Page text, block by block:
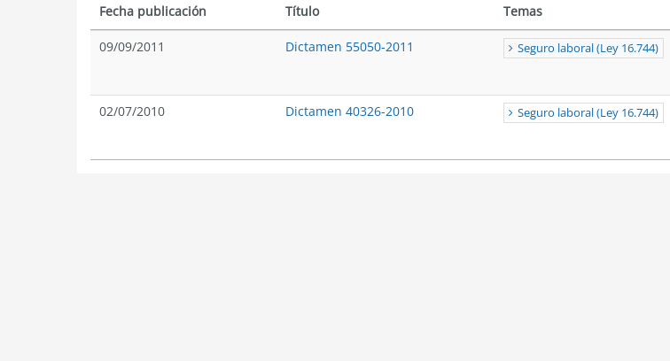
Fecha publicación Título Temas
09/09/2011 Dictamen 55050-2011 Seguro laboral (Ley 16.744)
02/07/2010 Dictamen 40326-2010 Seguro laboral (Ley 16.744)